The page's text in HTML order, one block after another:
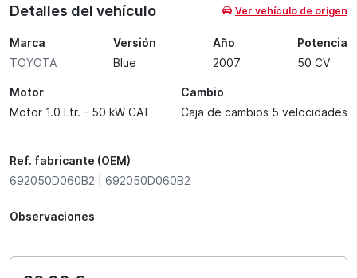
Detalles del vehículo Ver vehículo de origen
Marca
TOYOTA
Versión
Blue
Año
2007
Potencia
50 CV
Motor
Motor 1.0 Ltr. - 50 kW CAT
Cambio
Caja de cambios 5 velocidades
Ref. fabricante (OEM)
692050D060B2 | 692050D060B2
Observaciones